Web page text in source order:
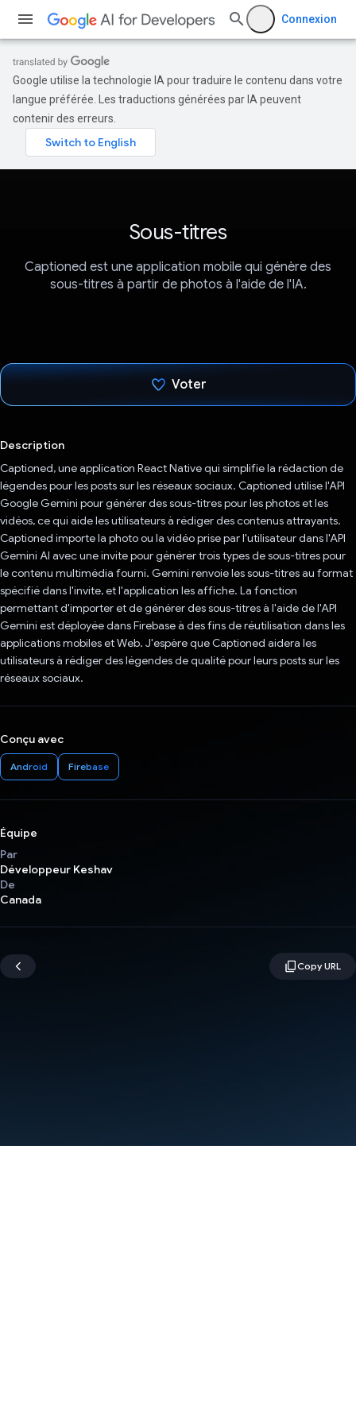
Connexion
Google utilise la technologie IA pour traduire le contenu dans votre
langue préférée. Les traductions générées par IA peuvent
contenir des erreurs.
Sous-titres
Captioned est une application mobile qui génère des
sous-titres à partir de photos à l'aide de l'IA.
Voter
Description
Captioned, une application React Native qui simplifie la rédaction de
légendes pour les posts sur les réseaux sociaux. Captioned utilise l'API
Google Gemini pour générer des sous-titres pour les photos et les
vidéos, ce qui aide les utilisateurs à rédiger des contenus attrayants.
Captioned importe la photo ou la vidéo prise par l'utilisateur dans l'API
Gemini AI avec une invite pour générer trois types de sous-titres pour
le contenu multimédia fourni. Gemini renvoie les sous-titres au format
spécifié dans l'invite, et l'application les affiche. La fonction
permettant d'importer et de générer des sous-titres à l'aide de l'API
Gemini est déployée dans Firebase à des fins de réutilisation dans les
applications mobiles et Web. J'espère que Captioned aidera les
utilisateurs à rédiger des légendes de qualité pour leurs posts sur les
réseaux sociaux.
Conçu avec
Android Firebase
Équipe
Par
Développeur Keshav
De
Canada